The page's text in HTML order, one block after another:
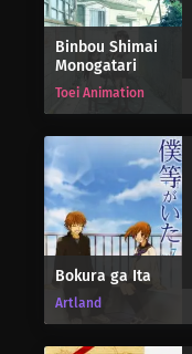
Binbou Shimai
Monogatari
Toei Animation
Bokura ga Ita
Artland